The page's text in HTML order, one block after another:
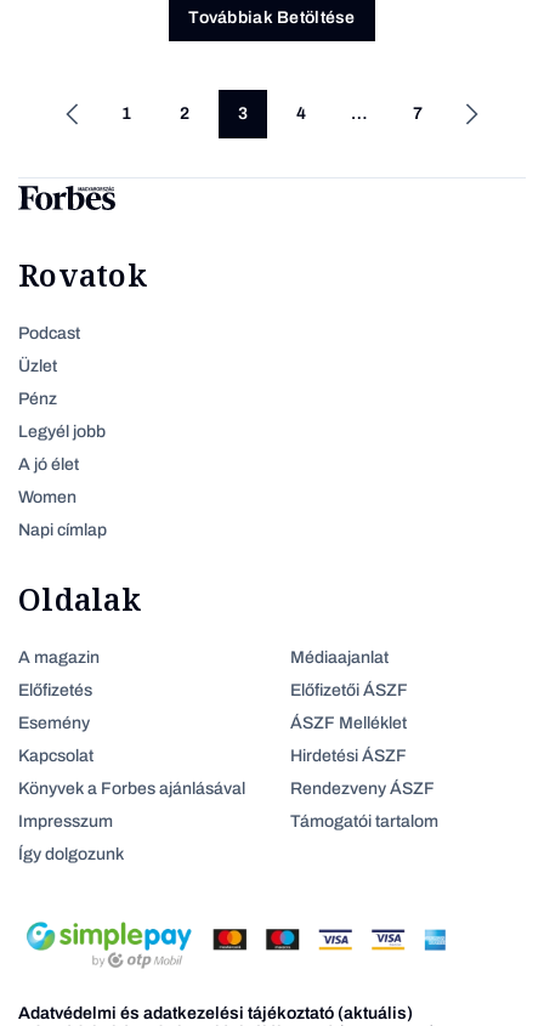
Továbbiak Betöltése
1 2 3 4 … 7
Rovatok
Podcast
Üzlet
Pénz
Legyél jobb
A jó élet
Women
Napi címlap
Oldalak
A magazin
Előfizetés
Esemény
Kapcsolat
Könyvek a Forbes ajánlásával
Impresszum
Így dolgozunk
Médiaajanlat
Előfizetői ÁSZF
ÁSZF Melléklet
Hirdetési ÁSZF
Rendezveny ÁSZF
Támogatói tartalom
Adatvédelmi és adatkezelési tájékoztató (aktuális)